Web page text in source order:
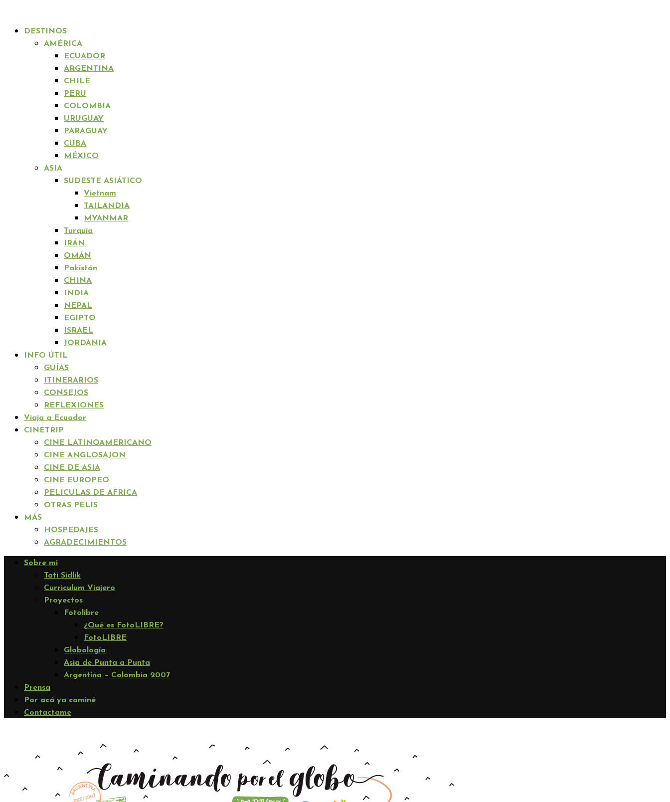
DESTINOS
AMÉRICA
ECUADOR
ARGENTINA
CHILE
PERU
COLOMBIA
URUGUAY
PARAGUAY
CUBA
MÉXICO
ASIA
SUDESTE ASIÁTICO
Vietnam
TAILANDIA
MYANMAR
Turquía
IRÁN
OMÁN
Pakistán
CHINA
INDIA
NEPAL
EGIPTO
ISRAEL
JORDANIA
INFO ÚTIL
GUÍAS
ITINERARIOS
CONSEJOS
REFLEXIONES
Viaja a Ecuador
CINETRIP
CINE LATINOAMERICANO
CINE ANGLOSAJON
CINE DE ASIA
CINE EUROPEO
PELICULAS DE AFRICA
OTRAS PELIS
MÁS
HOSPEDAJES
AGRADECIMIENTOS
Sobre mi
Tati Sidlik
Curriculum Viajero
Proyectos
Fotolibre
¿Qué es FotoLIBRE?
FotoLIBRE
Globología
Asia de Punta a Punta
Argentina – Colombia 2007
Prensa
Por acá ya caminé
Contactame